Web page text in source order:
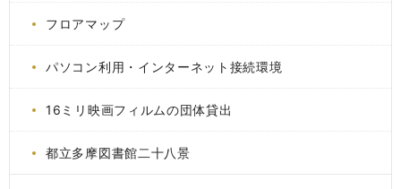
フロアマップ
パソコン利用・インターネット接続環境
16ミリ映画フィルムの団体貸出
都立多摩図書館二十八景